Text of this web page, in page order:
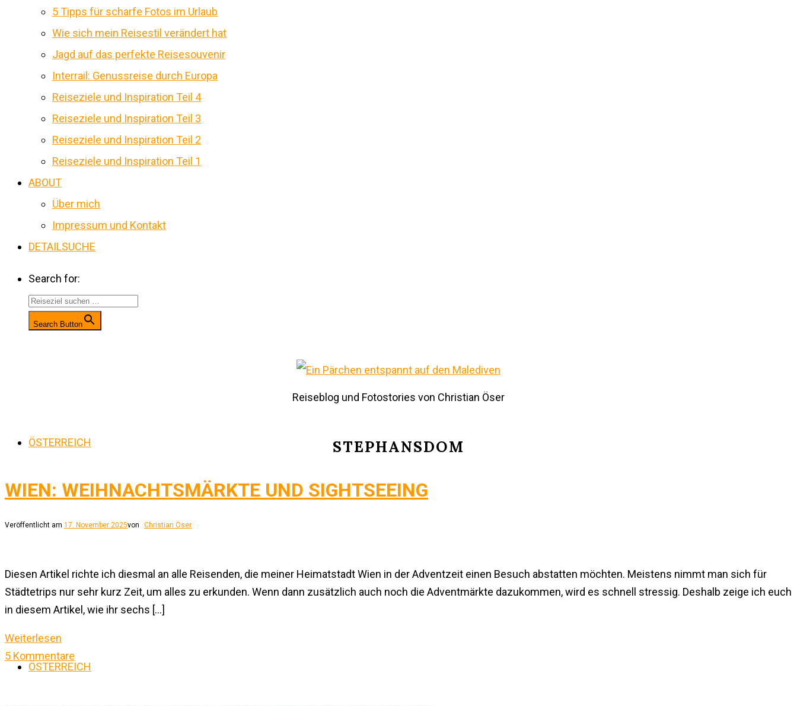
5 Tipps für scharfe Fotos im Urlaub
Wie sich mein Reisestil verändert hat
Jagd auf das perfekte Reisesouvenir
Interrail: Genussreise durch Europa
Reiseziele und Inspiration Teil 4
Reiseziele und Inspiration Teil 3
Reiseziele und Inspiration Teil 2
Reiseziele und Inspiration Teil 1
ABOUT
Über mich
Impressum und Kontakt
DETAILSUCHE
Search for:
Search Button
Reiseblog und Fotostories von Christian Öser
STEPHANSDOM
ÖSTERREICH
WIEN: WEIHNACHTSMÄRKTE UND SIGHTSEEING
Veröffentlicht am 17. November 2025von Christian Öser
Diesen Artikel richte ich diesmal an alle Reisenden, die meiner Heimatstadt Wien in der Adventzeit einen Besuch abstatten möchten. Meistens nimmt man sich für
Städtetrips nur sehr kurz Zeit, um alles zu erkunden. Wenn dann zusätzlich auch noch die Adventmärkte dazukommen, wird es schnell stressig. Deshalb zeige ich euch
in diesem Artikel, wie ihr sechs […]
Weiterlesen
5 Kommentare
ÖSTERREICH